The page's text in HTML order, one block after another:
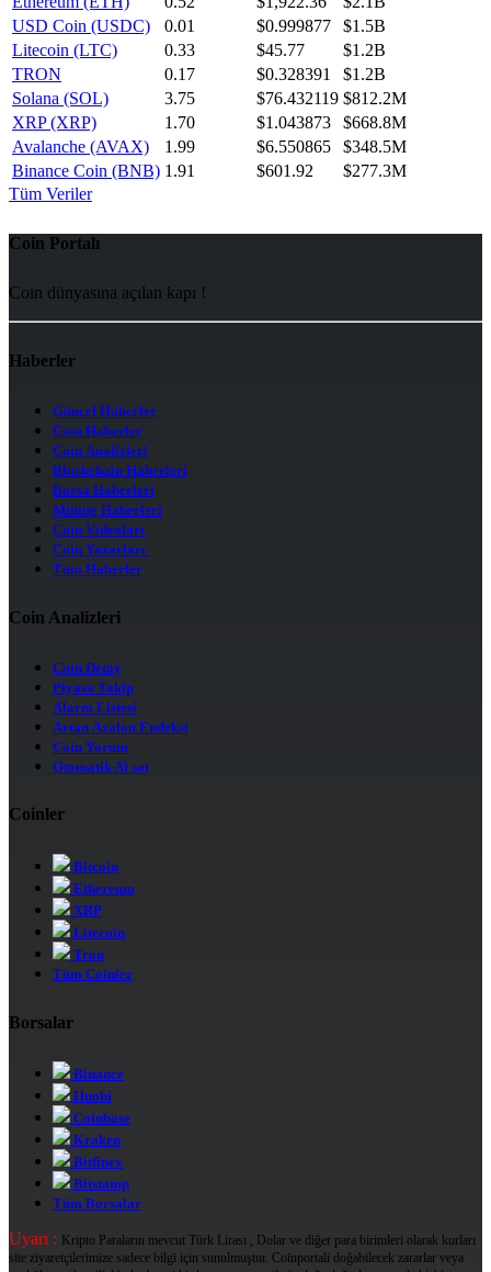
USD Coin (USDC)
0.01 $0.999877
$1.5B
Litecoin (LTC)
0.33 $45.77
$1.2B
TRON
0.17 $0.328391
$1.2B
Solana (SOL)
3.75 $76.432119 $812.2M
XRP (XRP)
1.70 $1.043873
$668.8M
Avalanche (AVAX)
1.99 $6.550865
$348.5M
Binance Coin (BNB) 1.91 $601.92
$277.3M
Tüm Veriler
Coin Portalı
Coin dünyasına açılan kapı !
Haberler
Güncel Haberler
Coin Haberler
Coin Analizleri
Blockchain Haberleri
Borsa Haberleri
Mining Haberleri
Coin Videoları
Coin Yazarları
Tüm Haberler
Coin Analizleri
Coin Detay
Piyasa Takip
Alarm Listesi
Artan Azalan Endeksi
Coin Yorum
Otomatik Al sat
Coinler
Bitcoin
Ethereum
XRP
Litecoin
Tron
Tüm Coinler
Borsalar
Binance
Huobi
Coinbase
Kraken
Bitfinex
Bitstamp
Tüm Borsalar
Uyarı : Kripto Paraların mevcut Türk Lirası , Dolar ve diğer para birimleri olarak kurları
site ziyaretçilerimize sadece bilgi için sunulmuştur. Coinportali doğabilecek zararlar veya